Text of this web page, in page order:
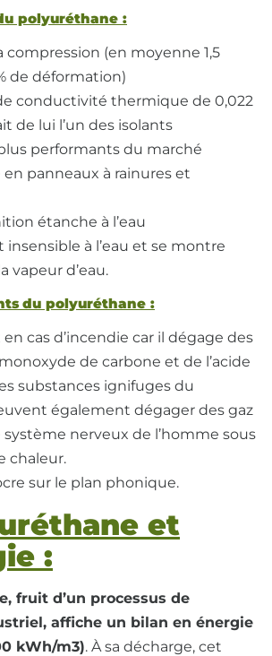
polyuréthane :
compression (en moyenne 1,5
de déformation)
conductivité thermique de 0,022
de lui l’un des isolants
performants du marché
panneaux à rainures et
étanche à l’eau
à l’eau et se montre
vapeur d’eau.
du polyuréthane :
cas d’incendie car il dégage des
de carbone et de l’acide
substances ignifuges du
également dégager des gaz
nerveux de l’homme sous
chaleur.
sur le plan phonique.
et
:
fruit d’un processus de
affiche un bilan en énergie
kWh/m3). À sa décharge, cet